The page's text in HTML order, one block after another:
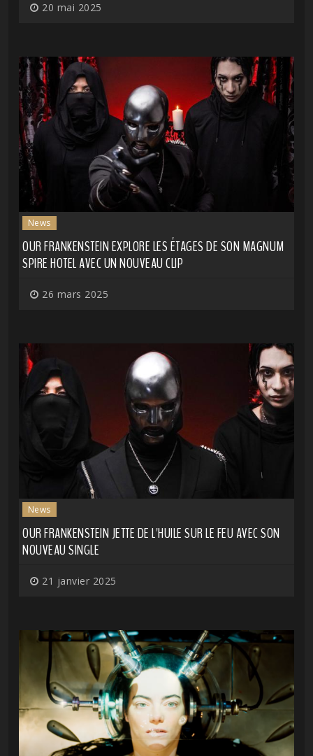
20 mai 2025
News
OUR FRANKENSTEIN EXPLORE LES ÉTAGES DE SON MAGNUM
SPIRE HOTEL AVEC UN NOUVEAU CLIP
26 mars 2025
News
OUR FRANKENSTEIN JETTE DE L'HUILE SUR LE FEU AVEC SON
NOUVEAU SINGLE
21 janvier 2025